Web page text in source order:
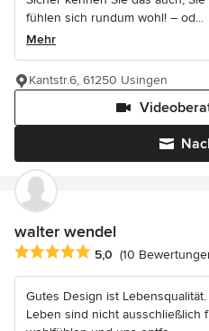
fühlen sich rundum wohl! – od...
Mehr
Kantstr.6, 61250 Usingen
walter wendel
Durchschnittliche Bewertung:
5,0 (10
Gutes Design ist
Leben sind nicht ausschließlich